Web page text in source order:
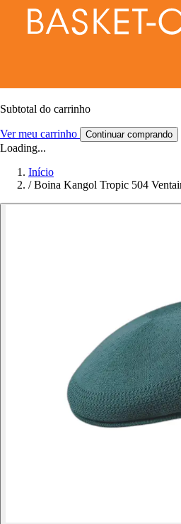
Subtotal do carrinho
Ver meu carrinho Continuar comprando
Loading...
Início
/ Boina Kangol Tropic 504